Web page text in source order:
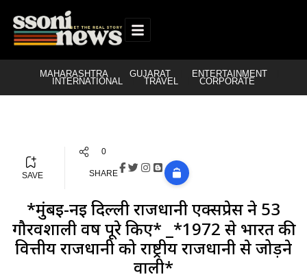
MAHARASHTRA GUJARAT ENTERTAINMENT
INTERNATIONAL TRAVEL CORPORATE
SAVE
0
SHARE
*मुंबई-नई दिल्ली राजधानी एक्सप्रेस ने 53
गौरवशाली वर्ष पूरे किए* _*1972 से भारत की
वित्तीय राजधानी को राष्ट्रीय राजधानी से जोड़ने
वाली*